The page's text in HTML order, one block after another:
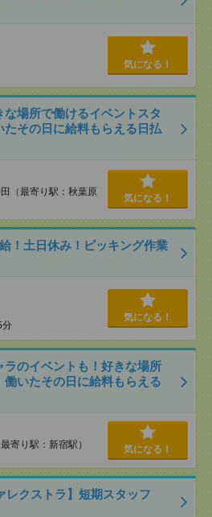
気になる！
な場所で働けるイベントスタ
その日に給料もらえる日払
（最寄り駅：秋葉原
気になる！
！土日休み！ピッキング作業
分
気になる！
ラのイベントも！好きな場所
いたその日に給料もらえる
寄り駅：新宿駅） 気になる！
レクストラ】短期スタッフ